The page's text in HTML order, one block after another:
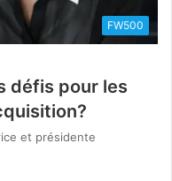
FW500
défis pour les
et présidente